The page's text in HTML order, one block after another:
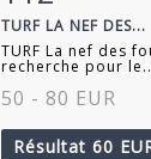
TURF LA NEF DES...
TURF La nef des
recherche pour
50 - 80 EUR
Résultat 60